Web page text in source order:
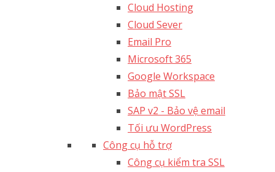
Cloud Hosting
Cloud Sever
Email Pro
Microsoft 365
Google Workspace
Bảo mật SSL
SAP v2 - Bảo vệ email​
Tối ưu WordPress
Công cụ hỗ trợ
Công cụ kiểm tra SSL